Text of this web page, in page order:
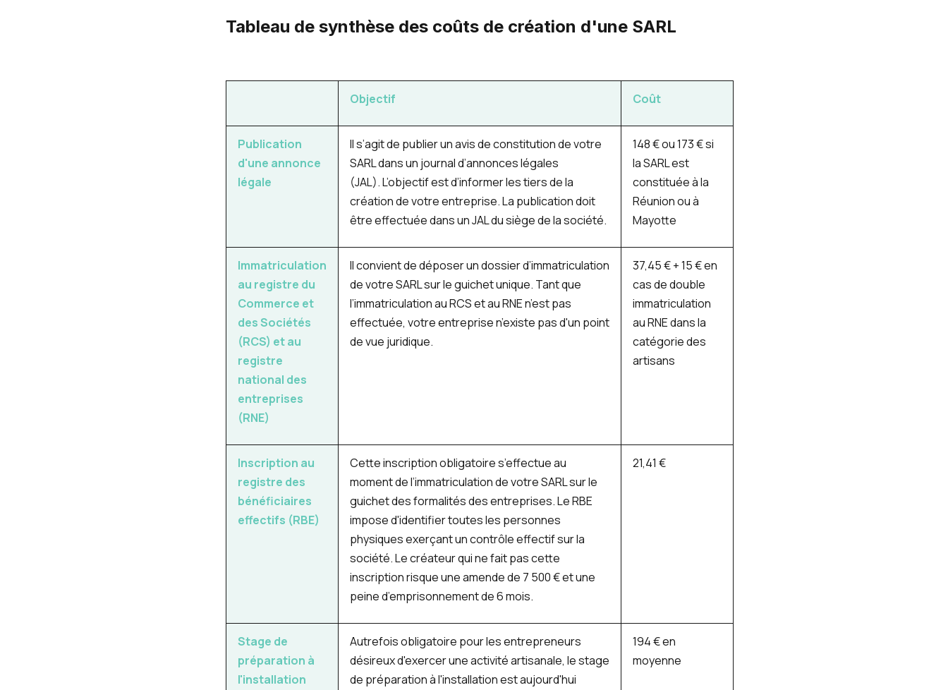
Tableau de synthèse des coûts de création d'une SARL
Objectif Coût
Publication
d'une annonce
légale
Il s’agit de publier un avis de constitution de votre
SARL dans un journal d’annonces légales
(JAL). L’objectif est d’informer les tiers de la
création de votre entreprise. La publication doit
être effectuée dans un JAL du siège de la société.
148 € ou 173 € si
la SARL est
constituée à la
Réunion ou à
Mayotte
Immatriculation
au registre du
Commerce et
des Sociétés
(RCS) et au
registre
national des
entreprises
(RNE)
Il convient de déposer un dossier d’immatriculation
de votre SARL sur le guichet unique. Tant que
l’immatriculation au RCS et au RNE n’est pas
effectuée, votre entreprise n’existe pas d'un point
de vue juridique.
37,45 € + 15 € en
cas de double
immatriculation
au RNE dans la
catégorie des
artisans
Inscription au
registre des
bénéficiaires
effectifs (RBE)
Cette inscription obligatoire s’effectue au
moment de l’immatriculation de votre SARL sur le
guichet des formalités des entreprises. Le RBE
impose d'identifier toutes les personnes
physiques exerçant un contrôle effectif sur la
société. Le créateur qui ne fait pas cette
inscription risque une amende de 7 500 € et une
peine d’emprisonnement de 6 mois.
21,41 €
Stage de
préparation à
l'installation
Autrefois obligatoire pour les entrepreneurs
désireux d'exercer une activité artisanale, le stage
de préparation à l'installation est aujourd'hui
194 € en
moyenne